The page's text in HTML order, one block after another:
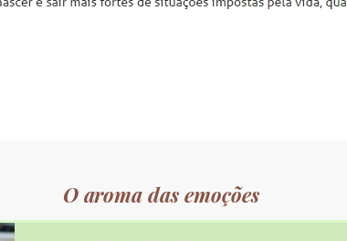
O aroma das emoções